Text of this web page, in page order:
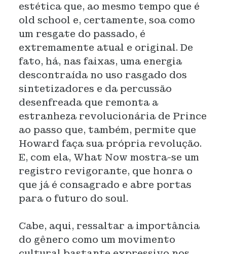
estética que, ao mesmo tempo que é
old school e, certamente, soa como
um resgate do passado, é
extremamente atual e original. De
fato, há, nas faixas, uma energia
descontraída no uso rasgado dos
sintetizadores e da percussão
desenfreada que remonta a
estranheza revolucionária de Prince
ao passo que, também, permite que
Howard faça sua própria revolução.
E, com ela, What Now mostra-se um
registro revigorante, que honra o
que já é consagrado e abre portas
para o futuro do soul.
Cabe, aqui, ressaltar a importância
do gênero como um movimento